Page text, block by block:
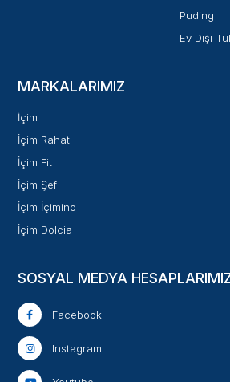
Puding
Ev Dışı
MARKALARIMIZ
İçim
İçim Rahat
İçim Fit
İçim Şef
İçim İçimino
İçim Dolcia
SOSYAL MEDYA
Facebook
Instagram